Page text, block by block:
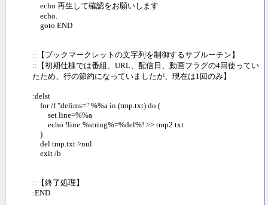
echo 再生して確認をお願いします
echo.
goto END
::【ブックマークレットの文字列を制御するサブルーチン】
::【初期仕様では番組、URL、配信日、動画フラグの4回使ってい
たため、行の節約になっていましたが、現在は1回のみ】
:delst
for /f "delims=" %%a in (tmp.txt) do (
set line=%%a
echo !line:%string%=%del%! >> tmp2.txt
)
del tmp.txt >nul
exit /b
::【終了処理】
:END